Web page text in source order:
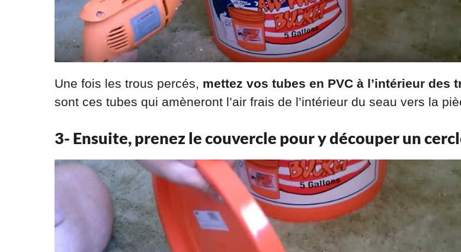
Une fois les trous percés, mettez vos tubes en PVC à l’intérieur des
sont ces tubes qui amèneront l’air frais de l’intérieur du seau vers la
3- Ensuite, prenez le couvercle pour y découper un